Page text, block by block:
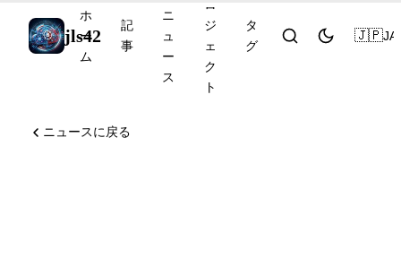
jls42
ホ
ー
ム
記
事
ニ
ュ
ー
ス
ロ
ジ
ェ
ク
ト
タ
グ
🇯🇵JA
ニュースに戻る